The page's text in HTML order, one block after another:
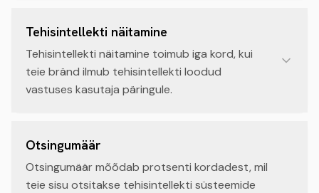
Tehisintellekti näitamine
Tehisintellekti näitamine toimub iga kord, kui
teie bränd ilmub tehisintellekti loodud
vastuses kasutaja päringule.
Otsingumäär
Otsingumäär mõõdab protsenti kordadest, mil
teie sisu otsitakse tehisintellekti süsteemide